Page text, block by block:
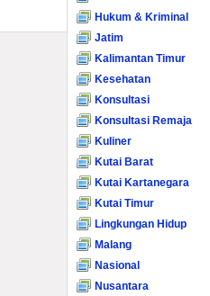
Hukum & Kriminal
Jatim
Kalimantan Timur
Kesehatan
Konsultasi
Konsultasi Remaja
Kuliner
Kutai Barat
Kutai Kartanegara
Kutai Timur
Lingkungan Hidup
Malang
Nasional
Nusantara